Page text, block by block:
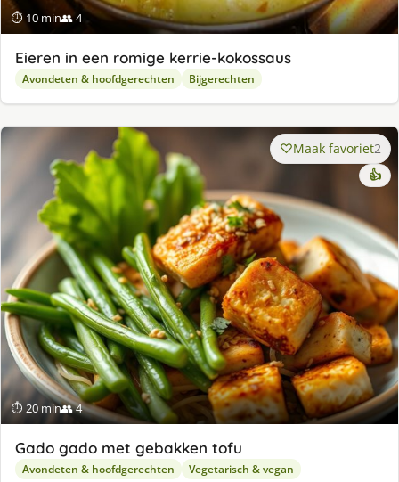
⏱ 10 min👥 4
Eieren in een romige kerrie-kokossaus
Avondeten & hoofdgerechten Bijgerechten
⏱ 20 min👥 4
Maak favoriet2
👍
Gado gado met gebakken tofu
Avondeten & hoofdgerechten Vegetarisch & vegan